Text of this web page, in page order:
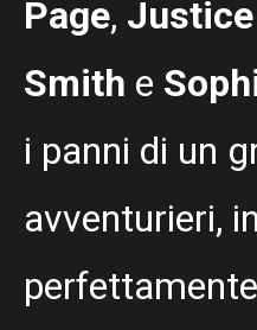
Page, Justice
Smith e
i panni di un
avventurieri,